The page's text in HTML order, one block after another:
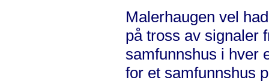
Malerhaugen vel
på tross av signaler
samfunnshus i hver
for et samfunnshus